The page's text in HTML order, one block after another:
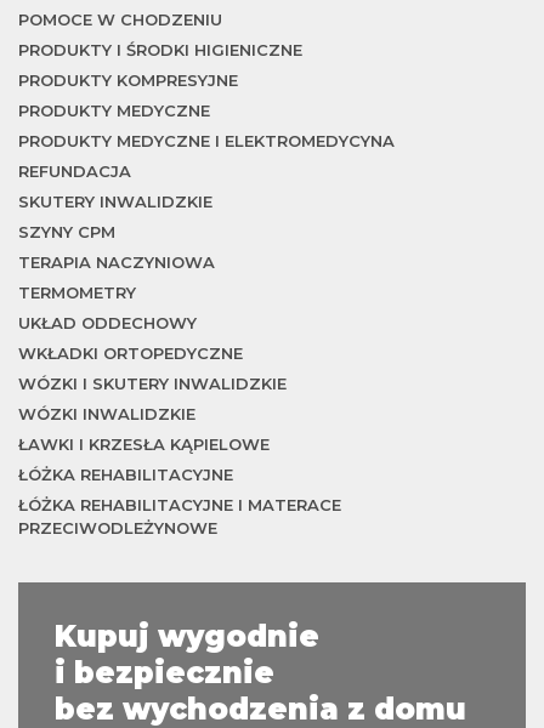
POMOCE W CHODZENIU
PRODUKTY I ŚRODKI HIGIENICZNE
PRODUKTY KOMPRESYJNE
PRODUKTY MEDYCZNE
PRODUKTY MEDYCZNE I ELEKTROMEDYCYNA
REFUNDACJA
SKUTERY INWALIDZKIE
SZYNY CPM
TERAPIA NACZYNIOWA
TERMOMETRY
UKŁAD ODDECHOWY
WKŁADKI ORTOPEDYCZNE
WÓZKI I SKUTERY INWALIDZKIE
WÓZKI INWALIDZKIE
ŁAWKI I KRZESŁA KĄPIELOWE
ŁÓŻKA REHABILITACYJNE
ŁÓŻKA REHABILITACYJNE I MATERACE
PRZECIWODLEŻYNOWE
Kupuj wygodnie
i bezpiecznie
bez wychodzenia z domu